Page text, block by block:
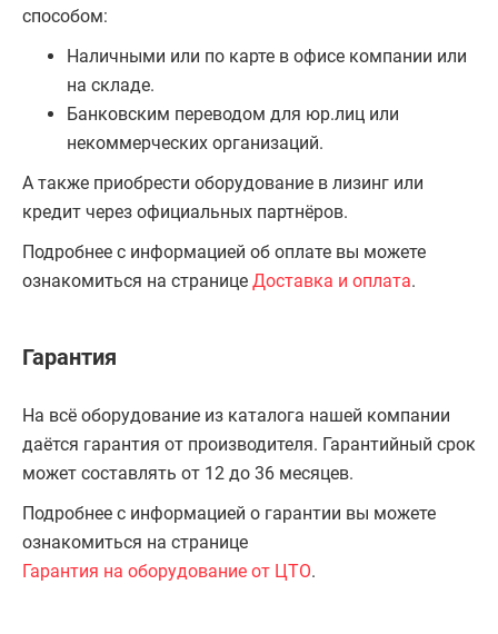
способом:
Наличными или по карте в офисе компании или
на складе.
Банковским переводом для юр.лиц или
некоммерческих организаций.
А также приобрести оборудование в лизинг или
кредит через официальных партнёров.
Подробнее с информацией об оплате вы можете
ознакомиться на странице Доставка и оплата.
Гарантия
На всё оборудование из каталога нашей компании
даётся гарантия от производителя. Гарантийный срок
может составлять от 12 до 36 месяцев.
Подробнее с информацией о гарантии вы можете
ознакомиться на странице
Гарантия на оборудование от ЦТО.